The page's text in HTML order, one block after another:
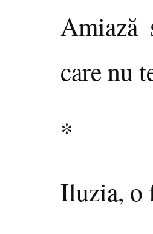
Amiază
care nu
*
Iluzia, o